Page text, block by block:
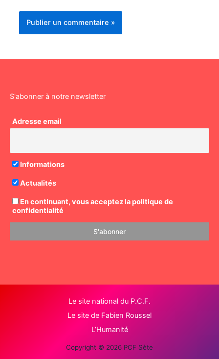
S'abonner à notre newsletter
Adresse email
Informations
Actualités
En continuant, vous acceptez la politique de
confidentialité
Le site national du P.C.F.
Le site de Fabien Roussel
L’Humanité
Copyright © 2026 PCF Sète